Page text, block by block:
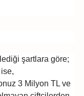
şartlara göre;
3 Milyon TL ve